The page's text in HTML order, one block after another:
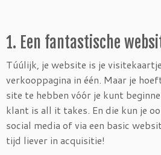
1. Een fantastische
Túúlijk, je website is je
verkooppagina in één. Maar je
site te hebben vóór je kunt
klant is all it takes. En die kun je
social media of via een basic
tijd liever in acquisitie!